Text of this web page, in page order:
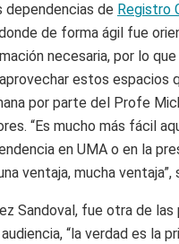
dependencias de Registro
de forma ágil fue
necesaria, por lo
estos espacios
por parte del Profe
“Es mucho más fácil
en UMA o en la
ventaja, mucha ventaja”,
Sandoval, fue otra de las
“la verdad es la